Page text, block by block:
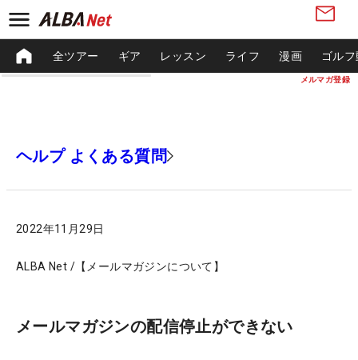
メルマガ登録
全ツアー ギア レッスン ライフ 漫画 ゴル
ヘルプ よくある質問
2022年11月29日
ALBA Net /【メールマガジンについて】
メールマガジンの配信停止ができない